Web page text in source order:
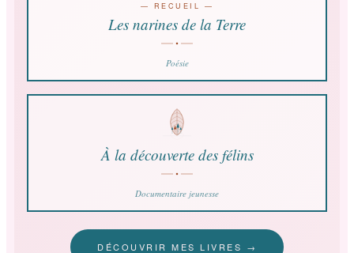
— RECUEIL —
Les narines de la Terre
Poésie
À la découverte des félins
Documentaire jeunesse
DÉCOUVRIR MES LIVRES →